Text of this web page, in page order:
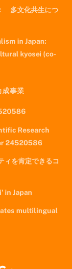
多文化共生につ
in Japan:
kyosei (co-
事業
Research
24520586
ィを肯定できるコ
in Japan
multilingual